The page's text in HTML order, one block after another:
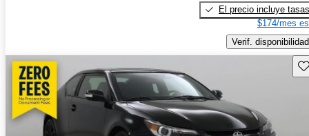
El precio incluye tasas
$174/mes
Verif. disponibilidad